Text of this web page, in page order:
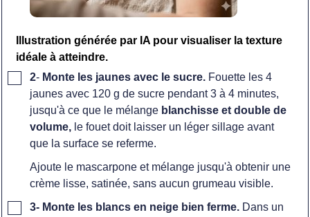
Illustration générée par IA pour visualiser la texture
idéale à atteindre.
▢
2- Monte les jaunes avec le sucre. Fouette les 4
jaunes avec 120 g de sucre pendant 3 à 4 minutes,
jusqu'à ce que le mélange blanchisse et double de
volume, le fouet doit laisser un léger sillage avant
que la surface se referme.
Ajoute le mascarpone et mélange jusqu'à obtenir une
crème lisse, satinée, sans aucun grumeau visible.
▢
3- Monte les blancs en neige bien ferme. Dans un